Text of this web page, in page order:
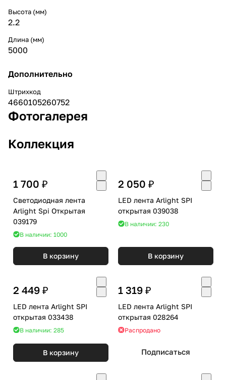
Высота (мм)
2.2
Длина (мм)
5000
Дополнительно
Штрихкод
4660105260752
Фотогалерея
Коллекция
1 700 ₽
Светодиодная лента
Arlight Spi Открытая
039179
В наличии: 1000
В корзину
2 050 ₽
LED лента Arlight SPI
открытая 039038
В наличии: 230
В корзину
2 449 ₽
LED лента Arlight SPI
открытая 033438
В наличии: 285
В корзину
1 319 ₽
LED лента Arlight SPI
открытая 028264
Распродано
Подписаться